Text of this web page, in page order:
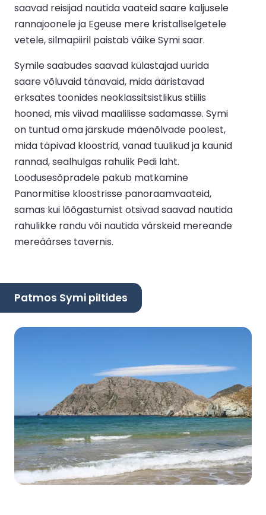
saavad reisijad nautida vaateid saare kaljusele
rannajoonele ja Egeuse mere kristallselgetele
vetele, silmapiiril paistab väike Symi saar.
Symile saabudes saavad külastajad uurida
saare võluvaid tänavaid, mida ääristavad
erksates toonides neoklassitsistlikus stiilis
hooned, mis viivad maalilisse sadamasse. Symi
on tuntud oma järskude mäenõlvade poolest,
mida täpivad kloostrid, vanad tuulikud ja kaunid
rannad, sealhulgas rahulik Pedi laht.
Loodusesõpradele pakub matkamine
Panormitise kloostrisse panoraamvaateid,
samas kui lõõgastumist otsivad saavad nautida
rahulikke randu või nautida värskeid mereande
mereäärses tavernis.
Patmos Symi piltides